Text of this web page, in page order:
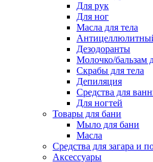
Для рук
Для ног
Масла для тела
Дезодоранты
Молочко/бальзам
Скрабы для тела
Депиляция
Средства для
Для ногтей
Товары для бани
Мыло для бани
Масла
Средства для загара и
Аксессуары